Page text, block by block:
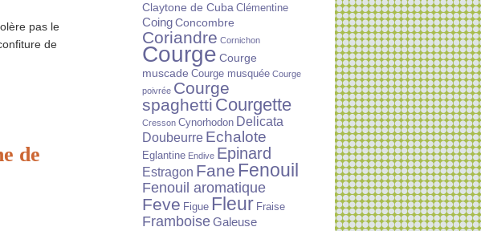
pas le
de
de
Claytone de Cuba Clémentine
CoingConcombre
Coriandre Cornichon
Courge Courge
muscade Courge musquée Courge
poivrée Courge
spaghetti Courgette
Cresson Cynorhodon Delicata
Doubeurre Echalote
Eglantine Endive Epinard
Estragon Fane Fenouil
Fenouil aromatique
Feve Figue Fleur Fraise
FramboiseGaleuse